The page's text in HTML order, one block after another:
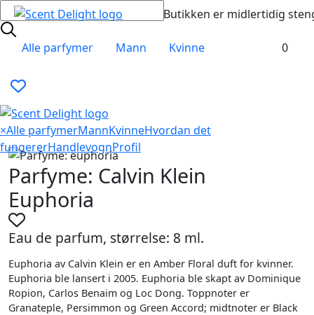
Butikken er midlertidig
Alle parfymer Mann Kvinne 0
×Alle parfymerMannKvinneHvordan det
fungererHandlevognProfil
Parfyme: Calvin Klein
Euphoria
Eau de parfum, størrelse: 8 ml.
Euphoria av Calvin Klein er en Amber Floral duft for kvinner.
Euphoria ble lansert i 2005. Euphoria ble skapt av Dominique
Ropion, Carlos Benaim og Loc Dong. Toppnoter er
Granateple, Persimmon og Green Accord; midtnoter er Black